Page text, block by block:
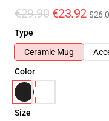
€29.90 €23.92
Type
Ceramic Mug
Color
Size